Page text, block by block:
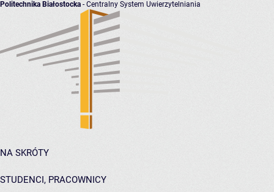
Politechnika Białostocka - Centralny System Uwierzytelniania
NA SKRÓTY
STUDENCI, PRACOWNICY